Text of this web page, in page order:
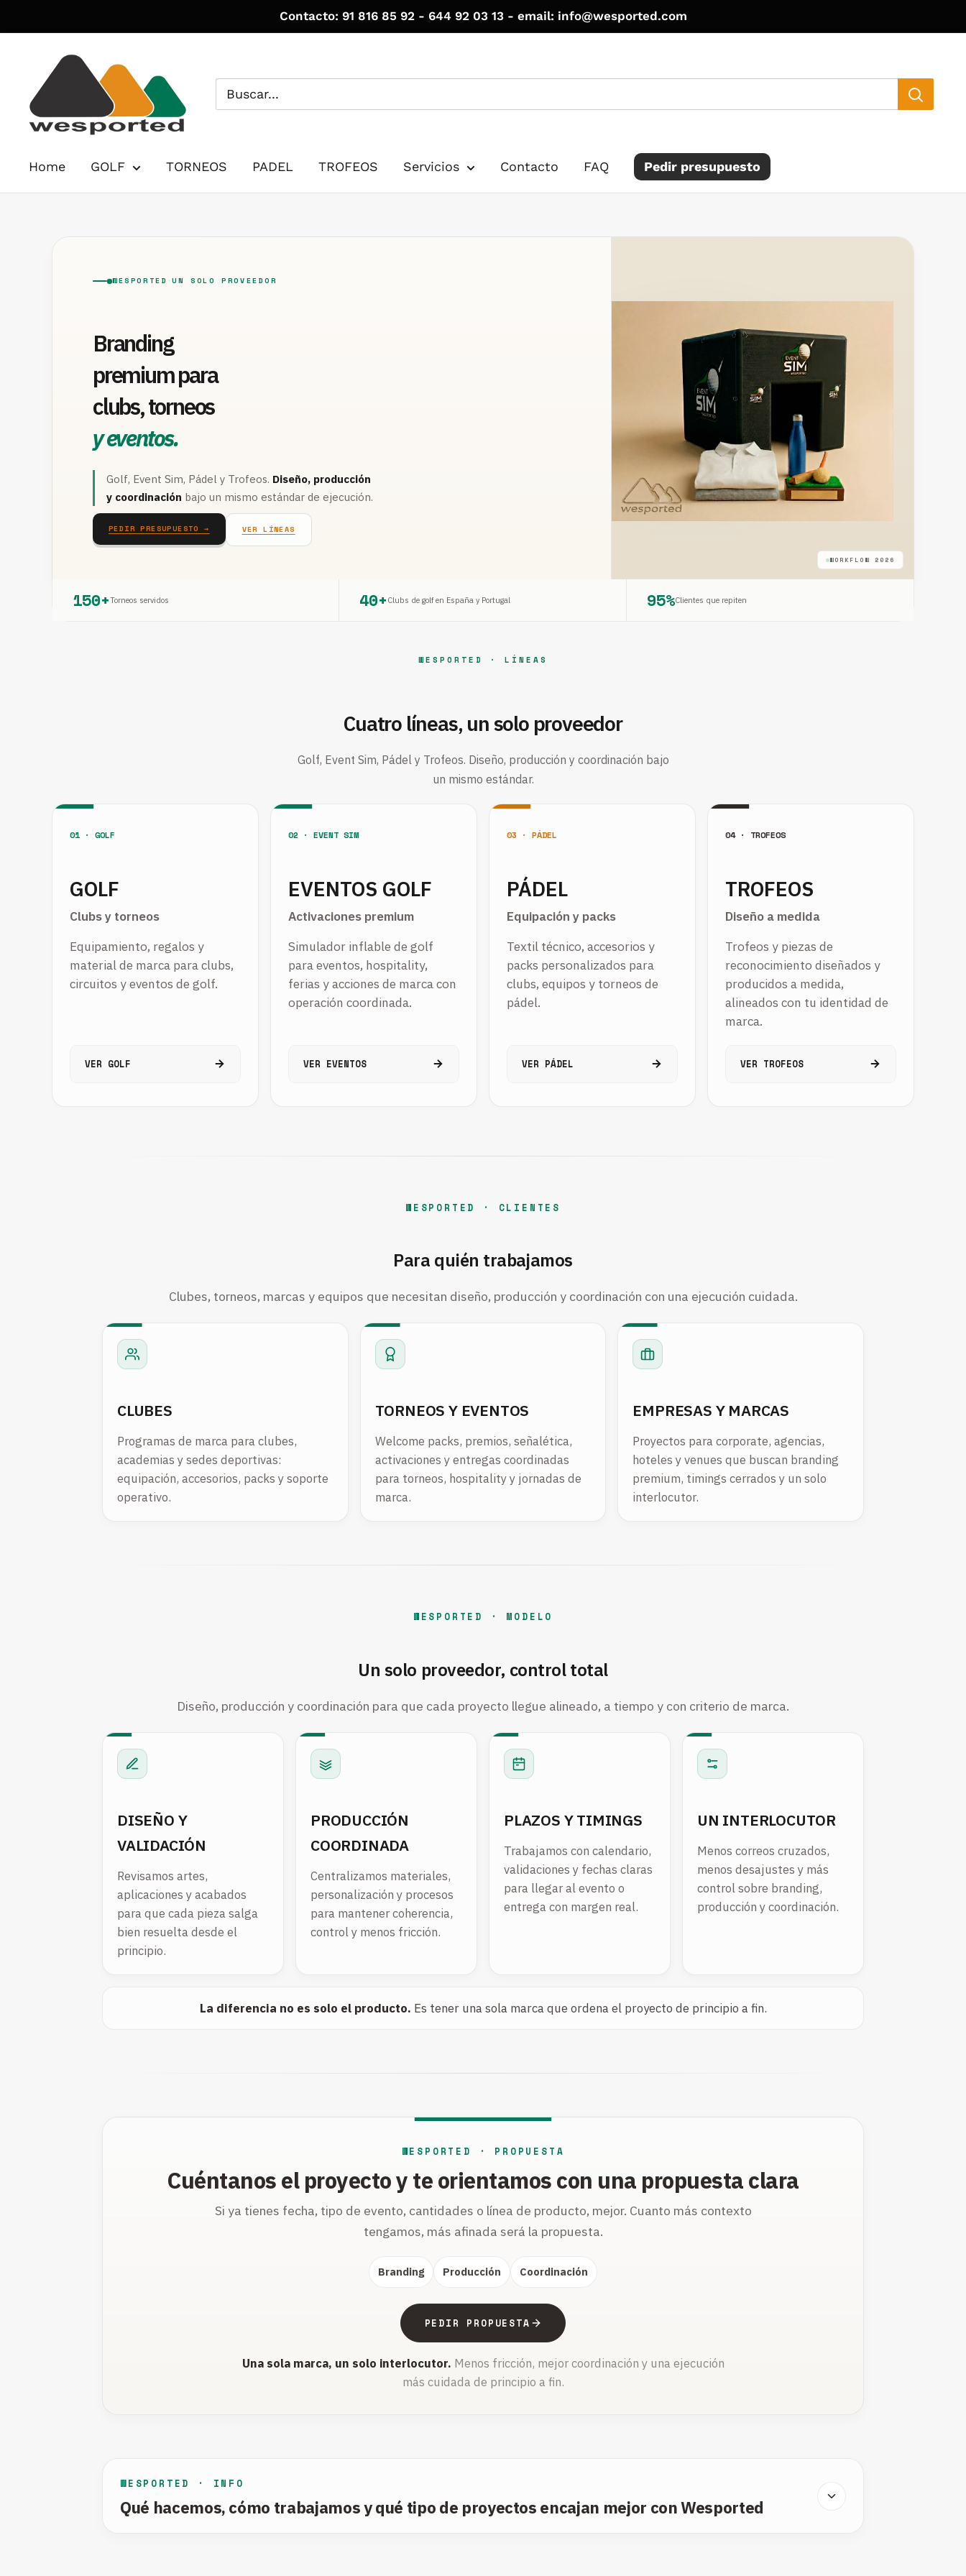
directamente
contenido
Contacto: 91 816 85 92 - 644 92 03 13 - email: info@wesported.com
SPORTED
Home GOLF TORNEOS PADEL TROFEOS Servicios Contacto FAQ Pedir presupuesto
WESPORTED ·UN SOLO PROVEEDOR
Branding
premium para
clubs, torneos
y eventos.
Golf, Event Sim, Pádel y Trofeos. Diseño, producción
y coordinación bajo un mismo estándar de ejecución.
PEDIR PRESUPUESTO → VER LÍNEAS
WORKFLOW 2026
150+Torneos servidos 40+ Clubs de golf en España y Portugal 95%Clientes que repiten
WESPORTED · LÍNEAS
Cuatro líneas, un solo proveedor
Golf, Event Sim, Pádel y Trofeos. Diseño, producción y coordinación bajo
un mismo estándar.
01 · GOLF
GOLF
Clubs y torneos
Equipamiento, regalos y
material de marca para clubs,
circuitos y eventos de golf.
VER GOLF
02 · EVENT SIM
EVENTOS GOLF
Activaciones premium
Simulador inflable de golf
para eventos, hospitality,
ferias y acciones de marca con
operación coordinada.
VER EVENTOS
03 · PÁDEL
PÁDEL
Equipación y packs
Textil técnico, accesorios y
packs personalizados para
clubs, equipos y torneos de
pádel.
VER PÁDEL
04 · TROFEOS
TROFEOS
Diseño a medida
Trofeos y piezas de
reconocimiento diseñados y
producidos a medida,
alineados con tu identidad de
marca.
VER TROFEOS
WESPORTED · CLIENTES
Para quién trabajamos
Clubes, torneos, marcas y equipos que necesitan diseño, producción y coordinación con una ejecución cuidada.
CLUBES
Programas de marca para clubes,
academias y sedes deportivas:
equipación, accesorios, packs y soporte
operativo.
TORNEOS Y EVENTOS
Welcome packs, premios, señalética,
activaciones y entregas coordinadas
para torneos, hospitality y jornadas de
marca.
EMPRESAS Y MARCAS
Proyectos para corporate, agencias,
hoteles y venues que buscan branding
premium, timings cerrados y un solo
interlocutor.
WESPORTED · MODELO
Un solo proveedor, control total
Diseño, producción y coordinación para que cada proyecto llegue alineado, a tiempo y con criterio de marca.
DISEÑO Y
VALIDACIÓN
Revisamos artes,
aplicaciones y acabados
para que cada pieza salga
bien resuelta desde el
principio.
PRODUCCIÓN
COORDINADA
Centralizamos materiales,
personalización y procesos
para mantener coherencia,
control y menos fricción.
PLAZOS Y TIMINGS
Trabajamos con calendario,
validaciones y fechas claras
para llegar al evento o
entrega con margen real.
UN INTERLOCUTOR
Menos correos cruzados,
menos desajustes y más
control sobre branding,
producción y coordinación.
La diferencia no es solo el producto. Es tener una sola marca que ordena el proyecto de principio a fin.
WESPORTED · PROPUESTA
Cuéntanos el proyecto y te orientamos con una propuesta clara
Si ya tienes fecha, tipo de evento, cantidades o línea de producto, mejor. Cuanto más contexto
tengamos, más afinada será la propuesta.
Branding Producción Coordinación
PEDIR PROPUESTA
Una sola marca, un solo interlocutor. Menos fricción, mejor coordinación y una ejecución
más cuidada de principio a fin.
WESPORTED · INFO
Qué hacemos, cómo trabajamos y qué tipo de proyectos encajan mejor con Wesported